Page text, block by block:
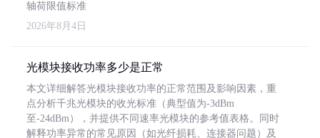
轴荷限值标准
2026年8月4日
光模块接收功率多少是正常
本文详细解答光模块接收功率的正常范围及影响因素，重
点分析千兆光模块的收光标准（典型值为-3dBm
至-24dBm），并提供不同速率光模块的参考值表格。同时
解释功率异常的常见原因（如光纤损耗、连接器问题）及